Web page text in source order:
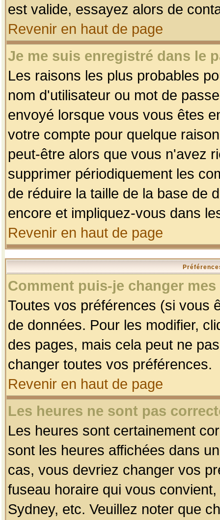
est valide, essayez alors de
Revenir en haut de page
Je me suis enregistré dans le
Les raisons les plus probables
nom d'utilisateur ou mot de
envoyé lorsque vous vous êtes
votre compte pour quelque
peut-être alors que vous n'avez
supprimer périodiquement les
de réduire la taille de la base de
encore et impliquez-vous dans
Revenir en haut de page
Comment puis-je changer
Toutes vos préférences (si vous
de données. Pour les modifier,
des pages, mais cela peut ne
changer toutes vos préférences.
Revenir en haut de page
Les heures ne sont pas
Les heures sont certainement
sont les heures affichées dans
cas, vous devriez changer vos
fuseau horaire qui vous
Sydney, etc. Veuillez noter que